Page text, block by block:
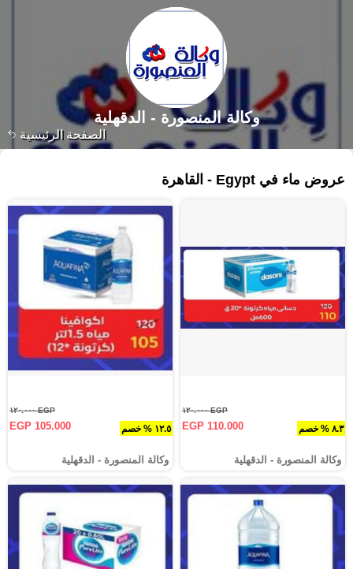
الصفحة الرئيسية
وكالة المنصورة - الدقهلية‎
عروض ماء في Egypt - القاهرة
٨.٣ % خصم
EGP ١٢٠.٠٠٠
EGP 110.000
وكالة المنصورة - الدقهلية‎
١٢.٥ % خصم
EGP ١٢٠.٠٠٠
EGP 105.000
وكالة المنصورة - الدقهلية‎